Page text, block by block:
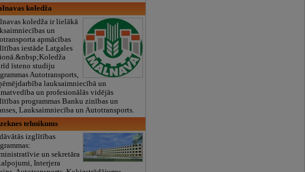
koledža
koledža ir lielākā
un
apmācības
iestāde Latgales
īsteno studiju
Autotransports,
lauksaimniecībā un
un profesionālās vidējās
programmas Banku zinības un
Lauksaimniecība un Autotransports.
tehnikums
izglītības
un sekretāra
Interjera